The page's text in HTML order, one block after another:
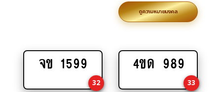
ดูความหมายมงคล
Add
cart
จข 1599
32
Add
cart
4ขด 989
33